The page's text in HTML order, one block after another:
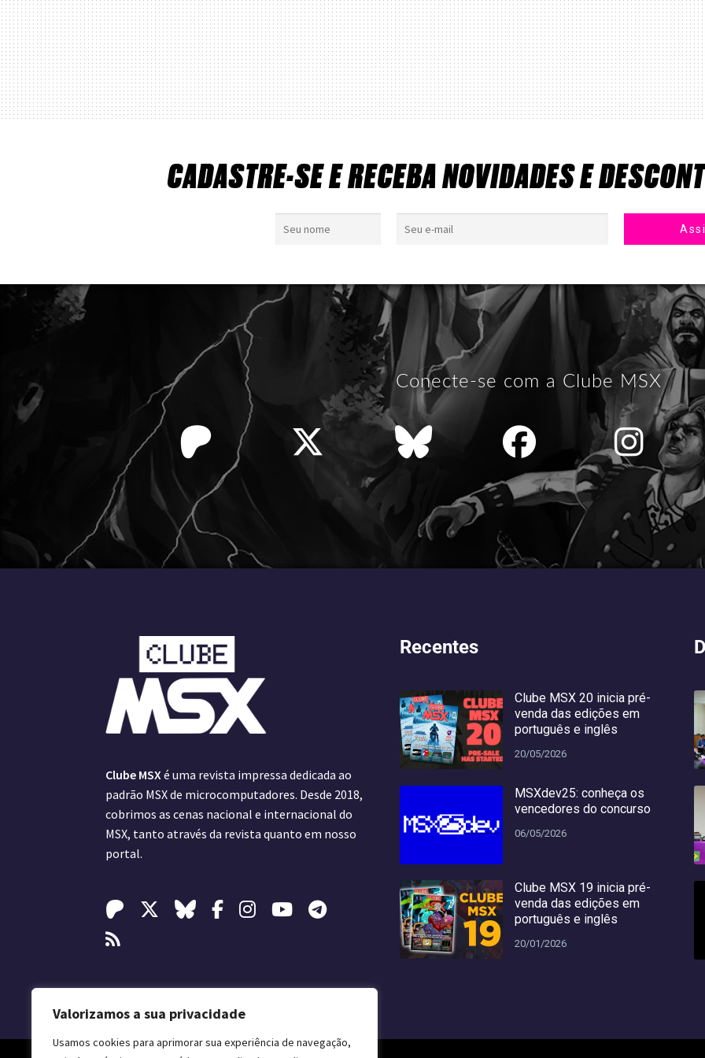
Valorizamos a sua privacidade
Usamos cookies para aprimorar sua experiência de navegação,
CADASTRE-SE E RECEBA NOVIDADES E
Conecte-se com a Clube MSX
Clube MSX é uma revista impressa dedicada ao
padrão MSX de microcomputadores. Desde 2018,
cobrimos as cenas nacional e internacional do
MSX, tanto através da revista quanto em nosso
portal.
Recentes
Clube MSX 20 inicia pré-
venda das edições em
português e inglês
20/05/2026
MSXdev25: conheça os
vencedores do concurso
06/05/2026
Clube MSX 19 inicia pré-
venda das edições em
português e inglês
20/01/2026